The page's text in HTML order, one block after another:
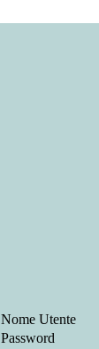
Nome Utente
Password